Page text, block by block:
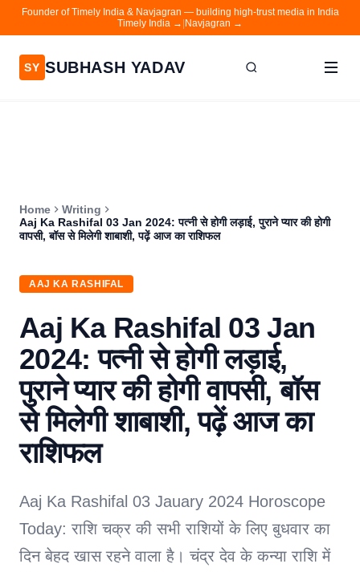
Founder of Timely India & Navjagran — building high-trust media in India
Timely India → Navjagran →
SY SUBHASH YADAV
Contact
Navjagran
Home
Writing
Aaj Ka Rashifal 03 Jan 2024: पत्नी से होगी लड़ाई, पुराने प्यार की होगी
वापसी, बॉस से मिलेगी शाबाशी, पढ़ें आज का राशिफल
AAJ KA RASHIFAL
Aaj Ka Rashifal 03 Jan
2024: पत्नी से होगी लड़ाई,
पुराने प्यार की होगी वापसी, बॉस
से मिलेगी शाबाशी, पढ़ें आज का
राशिफल
Aaj Ka Rashifal 03 Jauary 2024 Horoscope
Today: राशि चक्र की सभी राशियों के लिए बुधवार का
दिन बेहद खास रहने वाला है। चंद्र देव के कन्या राशि में